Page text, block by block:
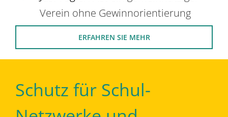
Verein ohne Gewinnorientierung
ERFAHREN SIE MEHR
Schutz für Schul-